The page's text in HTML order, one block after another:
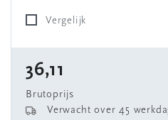
Vergelijk
36,11
Brutoprijs
Verwacht over 45